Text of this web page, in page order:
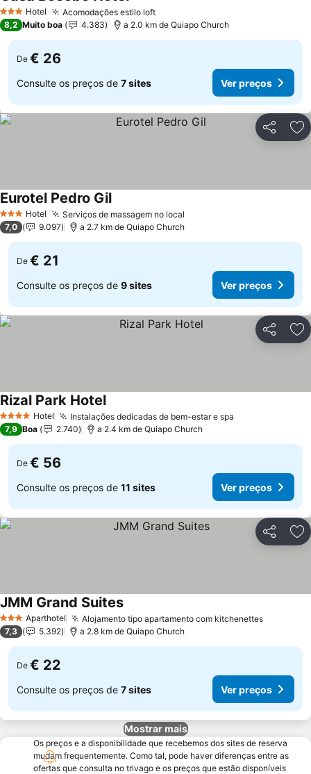
3 EstrelasHotel Acomodações estilo loft
8,2 Muito boa 4.383 a 2.0 km de Quiapo Church
De € 26
Consulte os preços de 7 sites Ver preços
Partilhar
3 EstrelasHotel Serviços de massagem no local
Eurotel Pedro Gil
7,0 9.097 a 2.7 km de Quiapo Church
De € 21
Consulte os preços de 9 sites Ver preços
Partilhar
4 EstrelasHotel Instalações dedicadas de bem-estar e spa
Rizal Park Hotel
7,9 Boa 2.740 a 2.4 km de Quiapo Church
De € 56
Consulte os preços de 11 sites Ver preços
Partilhar
3 EstrelasAparthotel Alojamento tipo apartamento com kitchenettes
JMM Grand Suites
7,3 5.392 a 2.8 km de Quiapo Church
De € 22
Consulte os preços de 7 sites Ver preços
Mostrar mais
Os preços e a disponibilidade que recebemos dos sites de reserva
mudam frequentemente. Como tal, pode haver diferenças entre as
ofertas que consulta no trivago e os preços que estão disponíveis